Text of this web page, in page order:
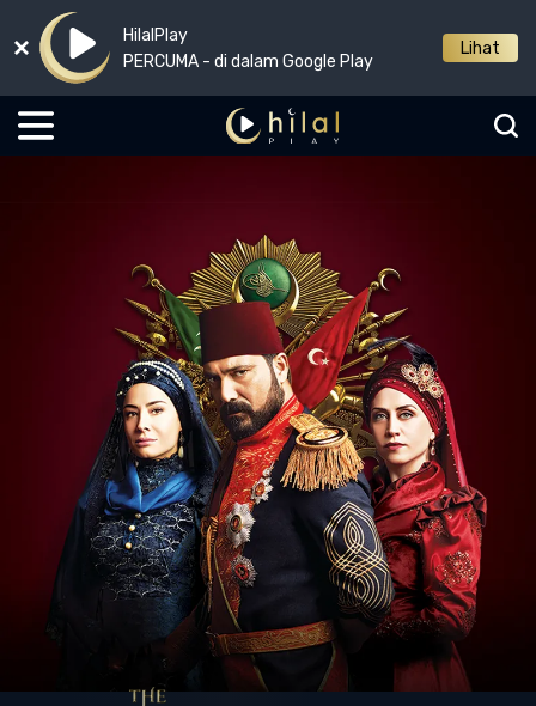
HilalPlay
PERCUMA - di dalam Google Play
Lihat